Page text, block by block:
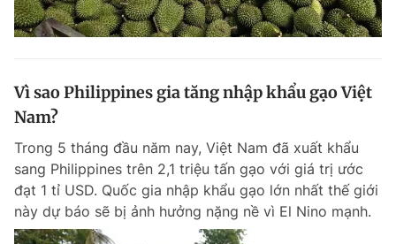
Vì sao Philippines gia tăng nhập khẩu gạo Việt
Nam?
Trong 5 tháng đầu năm nay, Việt Nam đã xuất khẩu
sang Philippines trên 2,1 triệu tấn gạo với giá trị ước
đạt 1 tỉ USD. Quốc gia nhập khẩu gạo lớn nhất thế giới
này dự báo sẽ bị ảnh hưởng nặng nề vì El Nino mạnh.